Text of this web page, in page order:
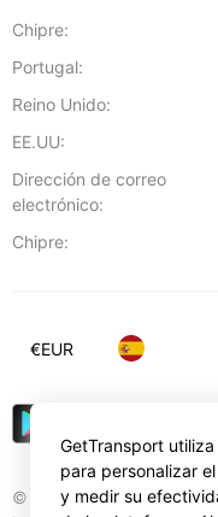
Chipre:
Portugal:
Reino Unido:
EE.UU:
Dirección de correo
electrónico:
Chipre:
© Gettransport
€EUR
GetTransport
para personalizar
y medir su